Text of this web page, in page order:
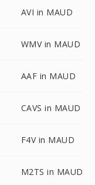
AVI in MAUD
WMV in MAUD
AAF in MAUD
CAVS in MAUD
F4V in MAUD
M2TS in MAUD